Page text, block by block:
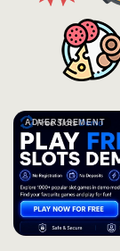
ADVERTISEMENT